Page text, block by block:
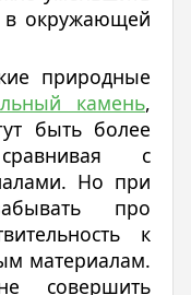
в окружающей
природные
камень,
быть более
с
Но при
про
к
материалам.
совершить